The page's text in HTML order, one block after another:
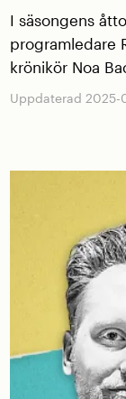
I säsongens
programledare
krönikör Noa
Uppdaterad